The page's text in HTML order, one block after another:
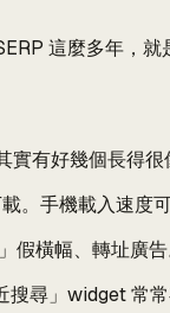
這麼多年，就
好幾個長得很
。手機載入速度可
橫幅、轉址廣
尋」widget